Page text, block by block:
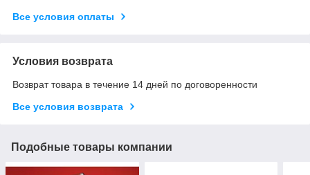
Все условия оплаты
Условия возврата
Возврат товара в течение 14 дней по договоренности
Все условия возврата
Подобные товары компании